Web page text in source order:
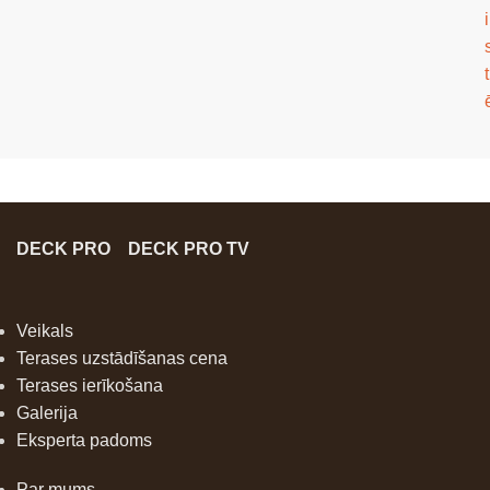
i
t
DECK PRO DECK PRO TV
Veikals
Terases uzstādīšanas cena
Terases ierīkošana
Galerija
Eksperta padoms